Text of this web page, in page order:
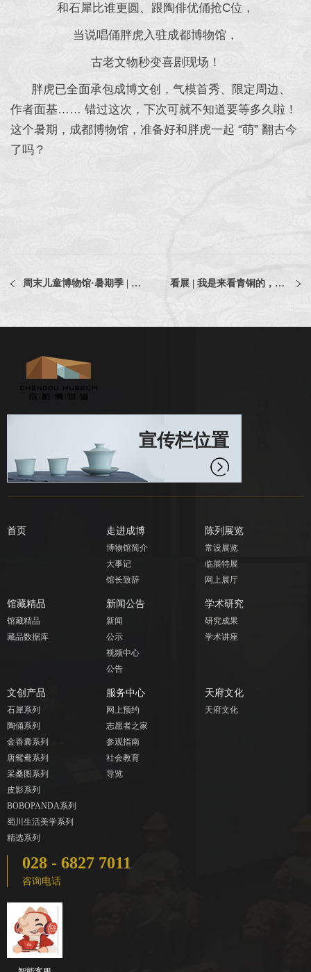
和石犀比谁更圆、跟陶俳优俑抢C位，
当说唱俑胖虎入驻成都博物馆，
古老文物秒变喜剧现场！
胖虎已全面承包成博文创，气模首秀、限定周边、
作者面基…… 错过这次，下次可就不知道要等多久啦！
这个暑期，成都博物馆，准备好和胖虎一起 “萌” 翻古今
了吗？
周末儿童博物馆·暑期季 | 7.29-8.3 活动日历 看展 | 我是来看青铜的，咋就开始认字了
宣传栏位置
首页 走进成博
博物馆简介
大事记
馆长致辞
陈列展览
常设展览
临展特展
网上展厅
馆藏精品
馆藏精品
藏品数据库
新闻公告
新闻
公示
视频中心
公告
学术研究
研究成果
学术讲座
文创产品
石犀系列
陶俑系列
金香囊系列
唐鸳鸯系列
采桑图系列
皮影系列
BOBOPANDA系列
蜀川生活美学系列
精选系列
服务中心
网上预约
志愿者之家
参观指南
社会教育
导览
天府文化
天府文化
028 - 6827 7011
咨询电话